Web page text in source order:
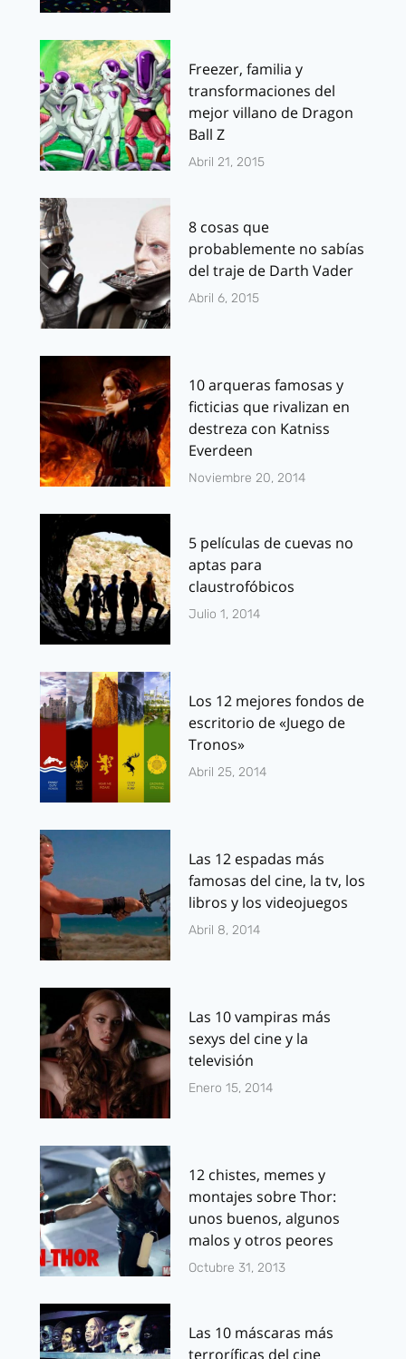
Freezer, familia y
transformaciones del
mejor villano de Dragon
Ball Z
Abril 21, 2015
8 cosas que
probablemente no sabías
del traje de Darth Vader
Abril 6, 2015
10 arqueras famosas y
ficticias que rivalizan en
destreza con Katniss
Everdeen
Noviembre 20, 2014
5 películas de cuevas no
aptas para
claustrofóbicos
Julio 1, 2014
Los 12 mejores fondos de
escritorio de «Juego de
Tronos»
Abril 25, 2014
Las 12 espadas más
famosas del cine, la tv, los
libros y los videojuegos
Abril 8, 2014
Las 10 vampiras más
sexys del cine y la
televisión
Enero 15, 2014
12 chistes, memes y
montajes sobre Thor:
unos buenos, algunos
malos y otros peores
Octubre 31, 2013
Las 10 máscaras más
terroríficas del cine